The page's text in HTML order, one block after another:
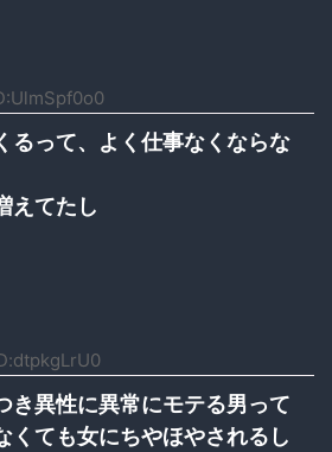
るって、よく仕事なくならな
えてたし
き異性に異常にモテる男って
くても女にちやほやされるし